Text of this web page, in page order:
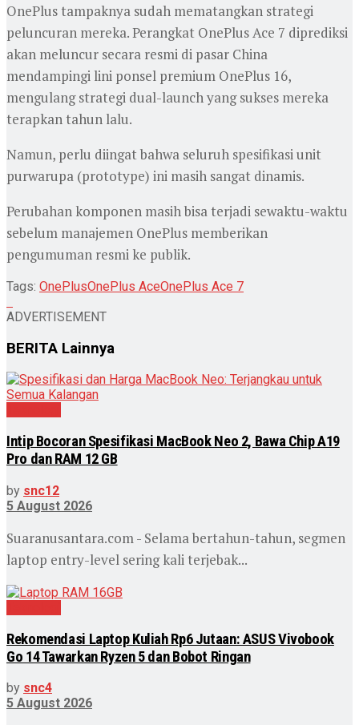
OnePlus tampaknya sudah mematangkan strategi
peluncuran mereka. Perangkat OnePlus Ace 7 diprediksi
akan meluncur secara resmi di pasar China
mendampingi lini ponsel premium OnePlus 16,
mengulang strategi dual-launch yang sukses mereka
terapkan tahun lalu.
Namun, perlu diingat bahwa seluruh spesifikasi unit
purwarupa (prototype) ini masih sangat dinamis.
Perubahan komponen masih bisa terjadi sewaktu-waktu
sebelum manajemen OnePlus memberikan
pengumuman resmi ke publik.
Tags: OnePlusOnePlus AceOnePlus Ace 7
ADVERTISEMENT
BERITA Lainnya
Intip Bocoran Spesifikasi MacBook Neo 2, Bawa Chip A19
Pro dan RAM 12 GB
by snc12
5 August 2026
Suaranusantara.com - Selama bertahun-tahun, segmen
laptop entry-level sering kali terjebak...
Rekomendasi Laptop Kuliah Rp6 Jutaan: ASUS Vivobook
Go 14 Tawarkan Ryzen 5 dan Bobot Ringan
by snc4
5 August 2026